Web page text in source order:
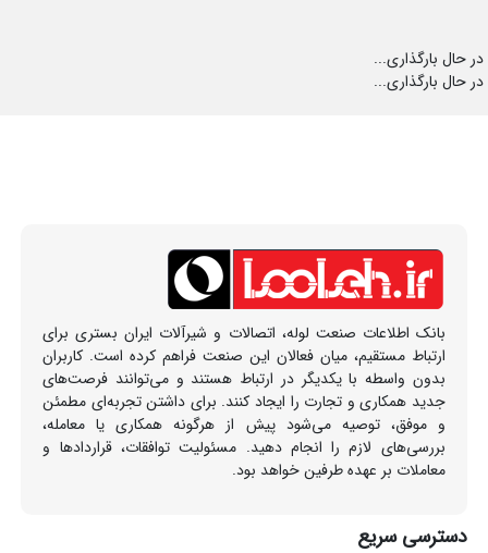
در حال بارگذاری...
در حال بارگذاری...
بانک اطلاعات صنعت لوله، اتصالات و شیرآلات ایران بستری برای
ارتباط مستقیم، میان فعالان این صنعت فراهم کرده است. کاربران
بدون واسطه با یکدیگر در ارتباط هستند و می‌توانند فرصت‌های
جدید همکاری و تجارت را ایجاد کنند. برای داشتن تجربه‌ای مطمئن
و موفق، توصیه می‌شود پیش از هرگونه همکاری یا معامله،
بررسی‌های لازم را انجام دهید. مسئولیت توافقات، قراردادها و
معاملات بر عهده طرفین خواهد بود.
دسترسی سریع